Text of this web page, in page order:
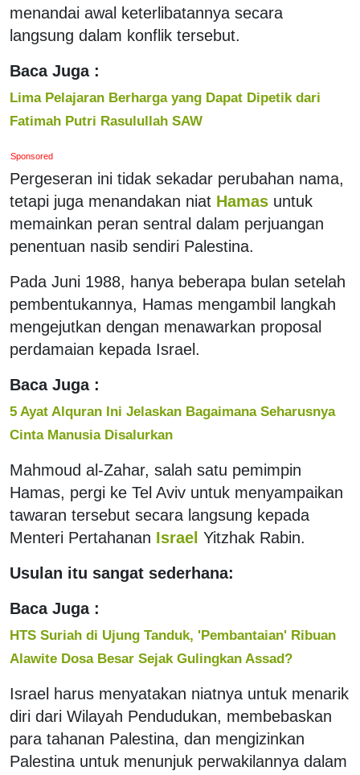
menandai awal keterlibatannya secara
langsung dalam konflik tersebut.
Baca Juga :
Lima Pelajaran Berharga yang Dapat Dipetik dari
Fatimah Putri Rasulullah SAW
Sponsored
Pergeseran ini tidak sekadar perubahan nama,
tetapi juga menandakan niat Hamas untuk
memainkan peran sentral dalam perjuangan
penentuan nasib sendiri Palestina.
Pada Juni 1988, hanya beberapa bulan setelah
pembentukannya, Hamas mengambil langkah
mengejutkan dengan menawarkan proposal
perdamaian kepada Israel.
Baca Juga :
5 Ayat Alquran Ini Jelaskan Bagaimana Seharusnya
Cinta Manusia Disalurkan
Mahmoud al-Zahar, salah satu pemimpin
Hamas, pergi ke Tel Aviv untuk menyampaikan
tawaran tersebut secara langsung kepada
Menteri Pertahanan Israel Yitzhak Rabin.
Usulan itu sangat sederhana:
Baca Juga :
HTS Suriah di Ujung Tanduk, 'Pembantaian' Ribuan
Alawite Dosa Besar Sejak Gulingkan Assad?
Israel harus menyatakan niatnya untuk menarik
diri dari Wilayah Pendudukan, membebaskan
para tahanan Palestina, dan mengizinkan
Palestina untuk menunjuk perwakilannya dalam